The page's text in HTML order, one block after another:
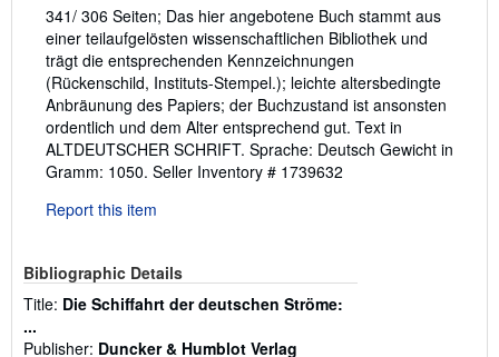
Description:
341/ 306 Seiten; Das hier angebotene Buch stammt aus
einer teilaufgelösten wissenschaftlichen Bibliothek und
trägt die entsprechenden Kennzeichnungen
(Rückenschild, Instituts-Stempel.); leichte altersbedingte
Anbräunung des Papiers; der Buchzustand ist ansonsten
ordentlich und dem Alter entsprechend gut. Text in
ALTDEUTSCHER SCHRIFT. Sprache: Deutsch Gewicht in
Gramm: 1050. Seller Inventory # 1739632
Report this item
Bibliographic Details
Title: Die Schiffahrt der deutschen Ströme:
...
Publisher: Duncker & Humblot Verlag